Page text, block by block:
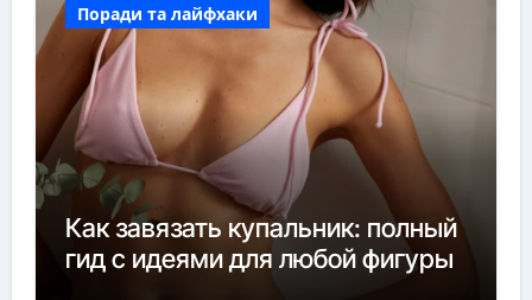
Поради та лайфхаки
Как завязать купальник: полный
гид с идеями для любой фигуры